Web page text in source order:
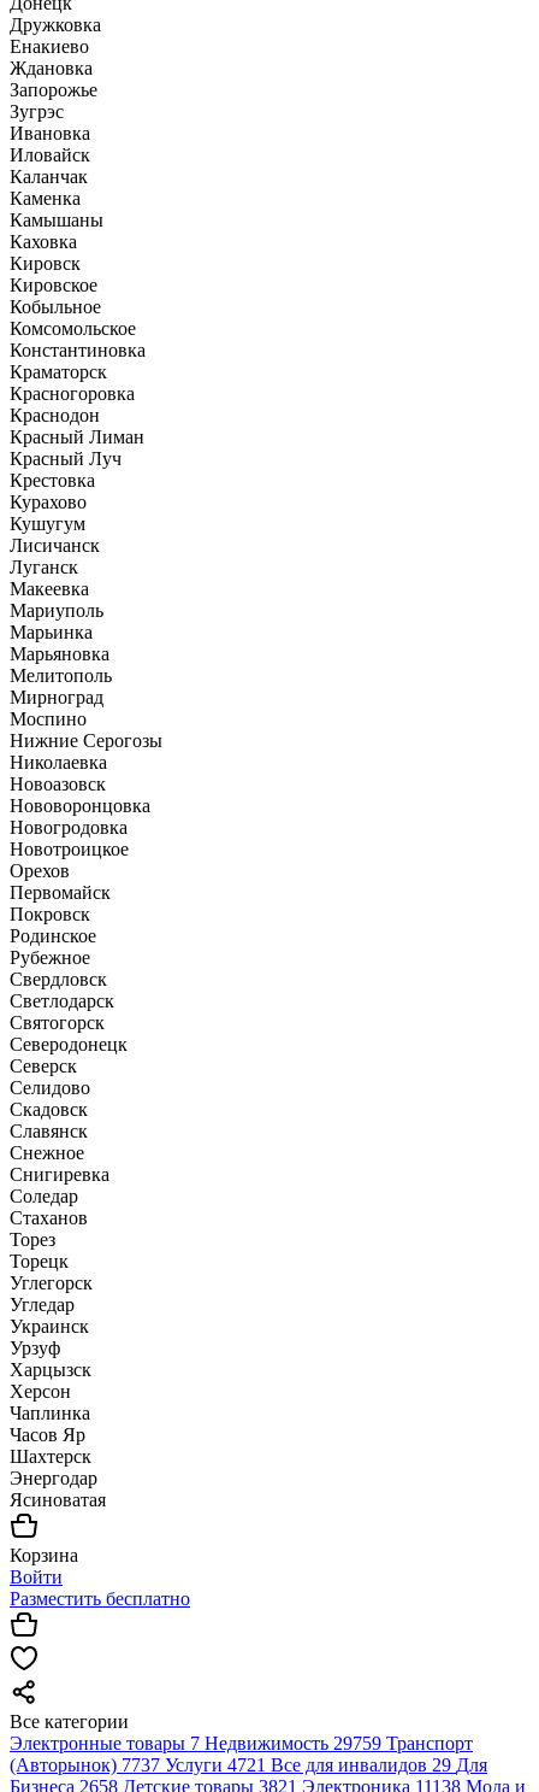
Дружковка
Енакиево
Ждановка
Запорожье
Зугрэс
Ивановка
Иловайск
Каланчак
Каменка
Камышаны
Каховка
Кировск
Кировское
Кобыльное
Комсомольское
Константиновка
Краматорск
Красногоровка
Краснодон
Красный Лиман
Красный Луч
Крестовка
Курахово
Кушугум
Лисичанск
Луганск
Макеевка
Мариуполь
Марьинка
Марьяновка
Мелитополь
Мирноград
Моспино
Нижние Серогозы
Николаевка
Новоазовск
Нововоронцовка
Новогродовка
Новотроицкое
Орехов
Первомайск
Покровск
Родинское
Рубежное
Свердловск
Светлодарск
Святогорск
Северодонецк
Северск
Селидово
Скадовск
Славянск
Снежное
Снигиревка
Соледар
Стаханов
Торез
Торецк
Углегорск
Угледар
Украинск
Урзуф
Харцызск
Херсон
Чаплинка
Часов Яр
Шахтерск
Энергодар
Ясиноватая
Корзина
Войти
Разместить бесплатно
Все категории
Электронные товары 7 Недвижимость 29759 Транспорт
(Авторынок) 7737 Услуги 4721 Все для инвалидов 29 Для
Бизнеса 2658 Детские товары 3821 Электроника 11138 Мода и